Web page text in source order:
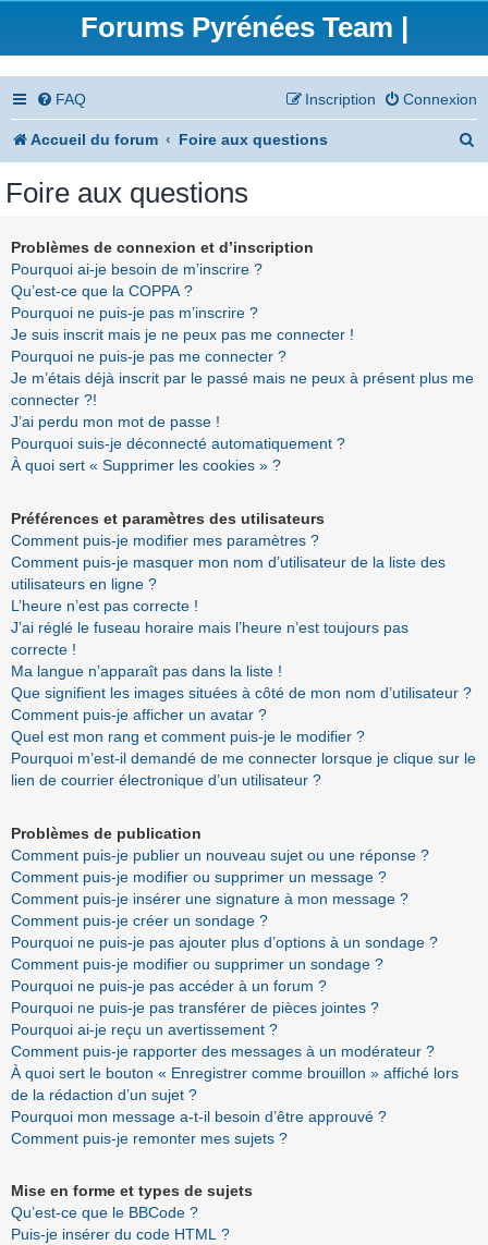
Forums Pyrénées Team |
FAQ Connexion
Inscription
Accueil du forum Foire aux questions
Foire aux questions
Problèmes de connexion et d’inscription
Pourquoi ai-je besoin de m’inscrire ?
Qu’est-ce que la COPPA ?
Pourquoi ne puis-je pas m’inscrire ?
Je suis inscrit mais je ne peux pas me connecter !
Pourquoi ne puis-je pas me connecter ?
Je m’étais déjà inscrit par le passé mais ne peux à présent plus me
connecter ?!
J’ai perdu mon mot de passe !
Pourquoi suis-je déconnecté automatiquement ?
À quoi sert « Supprimer les cookies » ?
Préférences et paramètres des utilisateurs
Comment puis-je modifier mes paramètres ?
Comment puis-je masquer mon nom d’utilisateur de la liste des
utilisateurs en ligne ?
L’heure n’est pas correcte !
J’ai réglé le fuseau horaire mais l’heure n’est toujours pas
correcte !
Ma langue n’apparaît pas dans la liste !
Que signifient les images situées à côté de mon nom d’utilisateur ?
Comment puis-je afficher un avatar ?
Quel est mon rang et comment puis-je le modifier ?
Pourquoi m’est-il demandé de me connecter lorsque je clique sur le
lien de courrier électronique d’un utilisateur ?
Problèmes de publication
Comment puis-je publier un nouveau sujet ou une réponse ?
Comment puis-je modifier ou supprimer un message ?
Comment puis-je insérer une signature à mon message ?
Comment puis-je créer un sondage ?
Pourquoi ne puis-je pas ajouter plus d’options à un sondage ?
Comment puis-je modifier ou supprimer un sondage ?
Pourquoi ne puis-je pas accéder à un forum ?
Pourquoi ne puis-je pas transférer de pièces jointes ?
Pourquoi ai-je reçu un avertissement ?
Comment puis-je rapporter des messages à un modérateur ?
À quoi sert le bouton « Enregistrer comme brouillon » affiché lors
de la rédaction d’un sujet ?
Pourquoi mon message a-t-il besoin d’être approuvé ?
Comment puis-je remonter mes sujets ?
Mise en forme et types de sujets
Qu’est-ce que le BBCode ?
Puis-je insérer du code HTML ?